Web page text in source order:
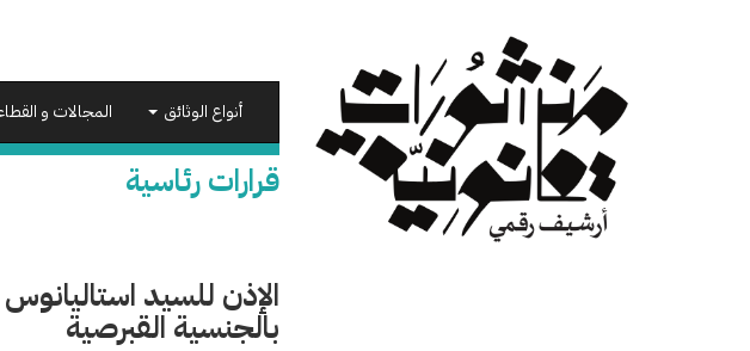
أنواع الوثائق المجالات و
قرارات رئاسية
الإذن للسيد
بالجنسية القبرصية